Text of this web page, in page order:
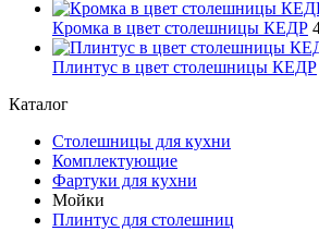
Кромка в цвет столешницы КЕДР
Плинтус в цвет столешницы КЕДР
Каталог
Столешницы для кухни
Комплектующие
Фартуки для кухни
Мойки
Плинтус для столешниц